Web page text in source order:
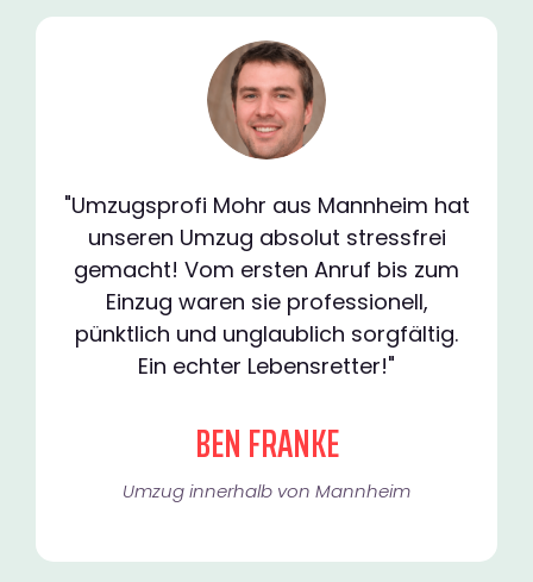
"Umzugsprofi Mohr aus Mannheim hat
unseren Umzug absolut stressfrei
gemacht! Vom ersten Anruf bis zum
Einzug waren sie professionell,
pünktlich und unglaublich sorgfältig.
Ein echter Lebensretter!"
BEN FRANKE
Umzug innerhalb von Mannheim​